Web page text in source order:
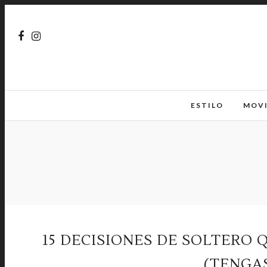
ESTILO
15 DECISIONES DE